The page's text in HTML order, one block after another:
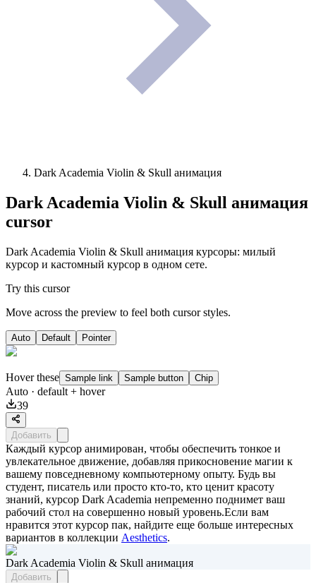
Dark Academia Violin & Skull анимация
Dark Academia Violin & Skull анимация
cursor
Dark Academia Violin & Skull анимация курсоры: милый
курсор и кастомный курсор в одном сете.
Try this cursor
Move across the preview to feel both cursor styles.
Auto Default Pointer
Hover these Sample link Sample button Chip
Auto · default + hover
39
Добавить
Каждый курсор анимирован, чтобы обеспечить тонкое и
увлекательное движение, добавляя прикосновение магии к
вашему повседневному компьютерному опыту. Будь вы
студент, писатель или просто кто-то, кто ценит красоту
знаний, курсор Dark Academia непременно поднимет ваш
рабочий стол на совершенно новый уровень.Если вам
нравится этот курсор пак, найдите еще больше интересных
вариантов в коллекции Aesthetics.
Dark Academia Violin & Skull анимация
Добавить